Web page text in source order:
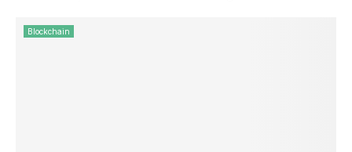
Blockchain